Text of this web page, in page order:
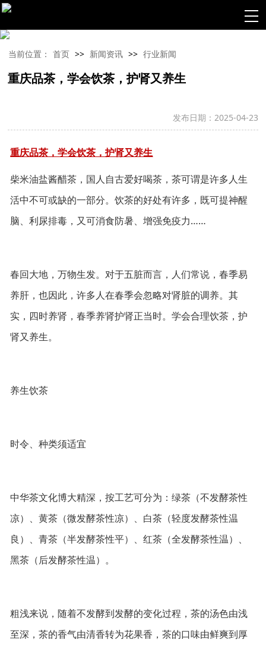
当前位置： 首页 >> 新闻资讯 >> 行业新闻
重庆品茶，学会饮茶，护肾又养生
发布日期：2025-04-23
重庆品茶，学会饮茶，护肾又养生
柴米油盐酱醋茶，国人自古爱好喝茶，茶可谓是许多人生
活中不可或缺的一部分。饮茶的好处有许多，既可提神醒
脑、利尿排毒，又可消食防暑、增强免疫力……
春回大地，万物生发。对于五脏而言，人们常说，春季易
养肝，也因此，许多人在春季会忽略对肾脏的调养。其
实，四时养肾，春季养肾护肾正当时。学会合理饮茶，护
肾又养生。
养生饮茶
时令、种类须适宜
中华茶文化博大精深，按工艺可分为：绿茶（不发酵茶性
凉）、黄茶（微发酵茶性凉）、白茶（轻度发酵茶性温
良）、青茶（半发酵茶性平）、红茶（全发酵茶性温）、
黑茶（后发酵茶性温）。
粗浅来说，随着不发酵到发酵的变化过程，茶的汤色由浅
至深，茶的香气由清香转为花果香，茶的口味由鲜爽到厚